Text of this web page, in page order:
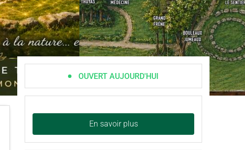
OUVERT AUJOURD'HUI
En savoir plus